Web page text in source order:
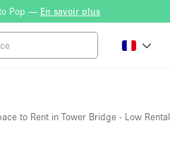
Pop — En savoir plus
to Rent in Tower Bridge - Low Rental